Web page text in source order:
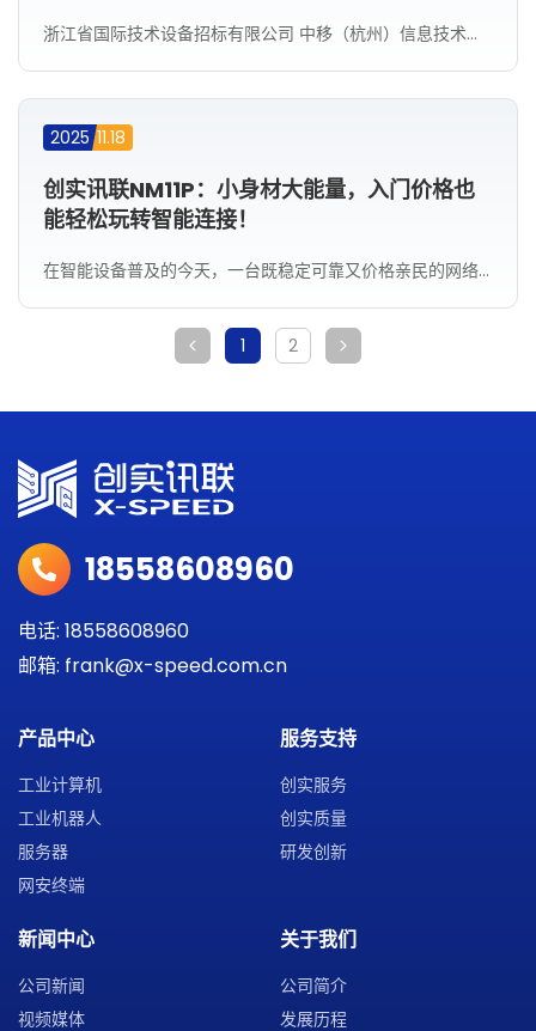
浙江省国际技术设备招标有限公司 中移（杭州）信息技术有限公司2022-2024年SD-WAN硬件采购项目于2022-05-16 10:00开标
2025 11.18
创实讯联NM11P：小身材大能量，入门价格也
能轻松玩转智能连接！
在智能设备普及的今天，一台既稳定可靠又价格亲民的网络设备，正成为越来越多家庭用户、小型商户和创业团队的首选。创实讯联NM11P桌面型网络设备，正是为此而来——它不追求华丽参数，却在每一个细节上都做到“够用、好用、用得久”，以极具诚意的价格，为你打开智能连接的大门。一，不止于参数，更懂你的使用场景1，流畅运行不卡顿：搭载双核1GHz A53处理器，应对日常上网、在线办公、设备连接绰绰有余，多任务处理也不掉链子；2，...
1 2
18558608960
电话: 18558608960
邮箱: frank@x-speed.com.cn
产品中心
工业计算机
工业机器人
服务器
网安终端
服务支持
创实服务
创实质量
研发创新
新闻中心
公司新闻
视频媒体
关于我们
公司简介
发展历程